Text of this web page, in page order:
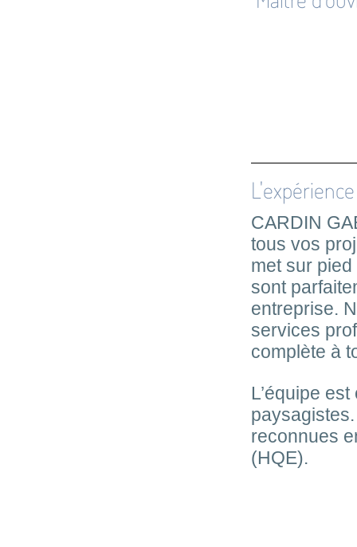
CARDIN
tous vos
met sur
sont
entreprise.
services
complète à
L’équipe
reconnues
(HQE).